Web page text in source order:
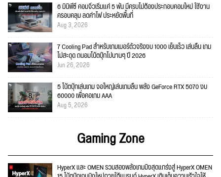
6 มินิพีซี คอมจิ๋วเริ่มแค่ 5 พัน มีครบไม่ต้องประกอบคอมใหม่ ใช้งาน
ครอบคลุม ลดค่าไฟ ประหยัดพื้นที่
Aug 3, 2026
7 Cooling Pad สำหรับเกมเมอร์ตัวจริงงบ 1000 เย็นเร็ว เล่นลื่น เกม
ไม่สะดุด ถนอมโน้ตบุ๊กไปนานๆ ปี 2026
Jun 26, 2026
5 โน้ตบุ๊กเล่นเกม จอใหญ่เล่นเกมลื่น พลัง GeForce RTX 5070 งบ
60000 เพื่อคอเกม AAA
Aug 5, 2026
Gaming Zone
HyperX และ OMEN รวมสองพลังเกมมิงสุดแกร่งสู่ HyperX OMEN